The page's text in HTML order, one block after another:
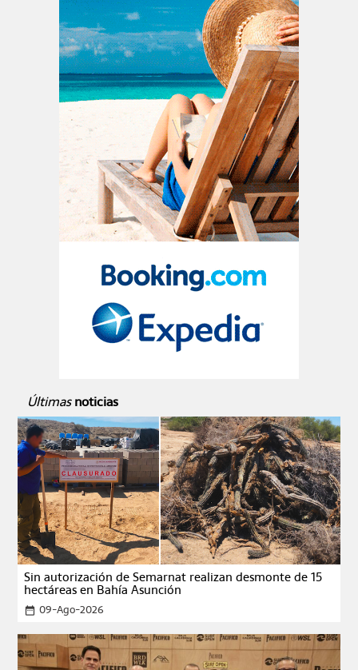
Últimas noticias
Sin autorización de Semarnat realizan desmonte de 15
hectáreas en Bahía Asunción
date_range 09-Ago-2026